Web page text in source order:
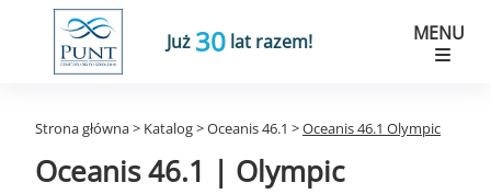
Już 30 lat razem! MENU
Strona główna> Katalog>Oceanis 46.1 >Oceanis 46.1 Olympic
Oceanis 46.1 | Olympic